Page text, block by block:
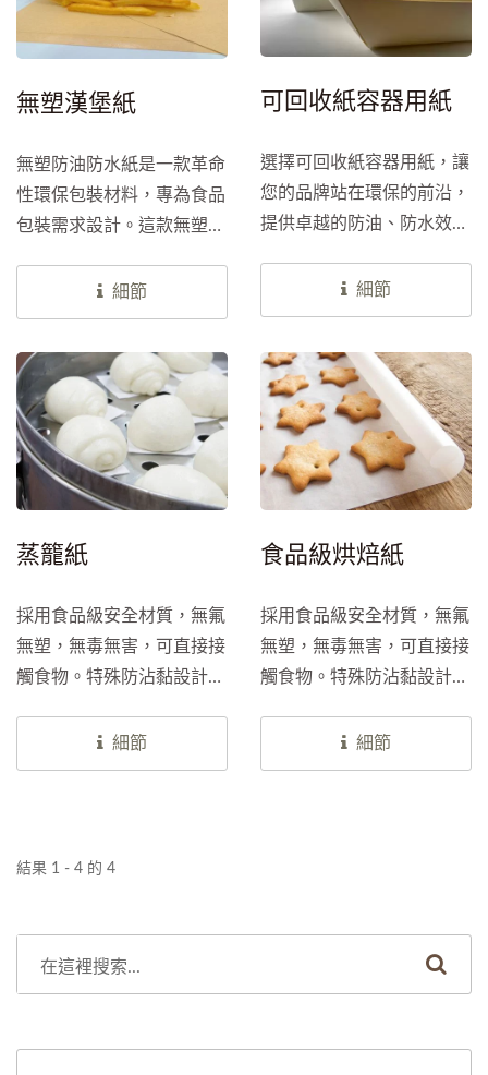
無塑漢堡紙
無塑防油防水紙是一款革命
性環保包裝材料，專為食品
包裝需求設計。這款無塑無
防油、防水性能，同時符合
當前的可持續發展標準，是
擇。
細節
可回收紙容器用紙
選擇可回收紙容器用紙，讓
您的品牌站在環保的前沿，
提供卓越的防油、防水效
可持續發展的需求。這款環
保紙容器用紙專為即食食品
碗、紙盒、紙餐具等，助力
企業實現綠色包裝目標。
細節
蒸籠紙
採用食品級安全材質，無氟
無塑，無毒無害，可直接接
觸食物。特殊防沾黏設計，
食沾黏，保持外觀完整，提
升口感與品質。 具備卓越
全。同時，材質環保可回
細節
食品級烘焙紙
採用食品級安全材質，無氟
無塑，無毒無害，可直接接
觸食物。特殊防沾黏設計，
焙食品黏附，保持成品外觀
完整，提升口感與品質。
提供多種標準尺寸與捲筒包
細節
結果 1 - 4 的 4